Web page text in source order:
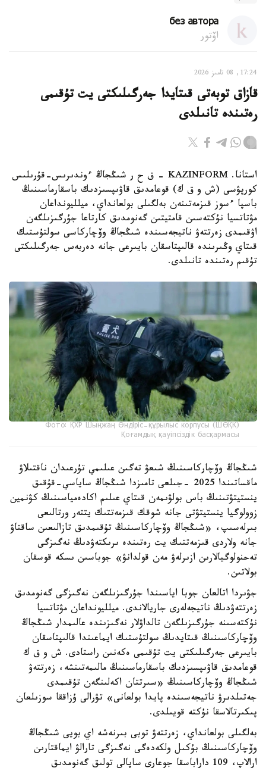
без автора
اۆتور
17:24, 08 تامىز 2026
قازاق توبەتى قىتايدا جەرگىلىكتى يت تۇقىمى
رەتىندە تانىلدى
استانا. KAZINFORM – ق ح ر شىڭجاڭ ءوندىرىس-قۇرىلىس
كورپۋسى (ش و ق ك) قوعامدىق قاۋىپسىزدىك باسقارماسىنىڭ
باسپا ءسوز قىزمەتىنەن بەلگىلى بولعانداي، ميلليونداعان
مۋتاتسيا نۇكتەسىن قامتيتىن گەنومدىق كارتاعا جۇرگىزىلگەن
اۋقىمدى زەرتتەۋ ناتيجەسىندە شىڭجاڭ وۆچاركاسى سولتۇستىك
قىتاي وڭىرىندە قالىپتاسقان بايىرعى جانە دەربەس جەرگىلىكتى
تۇقىم رەتىندە تانىلدى.
Фото: ҚХР Шыңжаң Өндіріс-құрылыс корпусы (ШӨҚК)
Қоғамдық қауіпсіздік басқармасы
شىڭجاڭ وۆچاركاسىنىڭ شىعۋ تەگىن عىلىمي تۇرعىدان ناقتىلاۋ
ماقساتىندا 2025 -جىلعى تامىزدا شىڭجاڭ ساياسي-قۇقىق
ينستيتۋتىنىڭ باس بولۋىمەن قىتاي عىلىم اكادەمياسىنىڭ كۋنمين
زوولوگيا ينستيتۋتى جانە شوقك قىزمەتتىك يتتەر ورتالىعى
بىرلەسىپ، «شىڭجاڭ وۆچاركاسىنىڭ تۇقىمدىق تازالىعىن ساقتاۋ
جانە ولاردى قىزمەتتىك يت رەتىندە ىرىكتەۋدىڭ نەگىزگى
تەحنولوگيالارىن ازىرلەۋ مەن قولدانۋ» جوباسىن ىسكە قوسقان
بولاتىن.
جۋىردا اتالعان جوبا اياسىندا جۇرگىزىلگەن نەگىزگى گەنومدىق
زەرتتەۋدىڭ ناتيجەلەرى جاريالاندى. ميلليونداعان مۋتاتسيا
نۇكتەسىنە جۇرگىزىلگەن تالداۋلار نەگىزىندە عالىمدار شىڭجاڭ
وۆچاركاسىنىڭ قىتايدىڭ سولتۇستىك ايماعىندا قالىپتاسقان
بايىرعى جەرگىلىكتى يت تۇقىمى ەكەنىن راستادى. ش و ق ك
قوعامدىق قاۋىپسىزدىك باسقارماسىنىڭ مالىمەتىنشە، زەرتتەۋ
شىڭجاڭ وۆچاركاسىنىڭ «سىرتتان اكەلىنگەن تۇقىمدى
جەتىلدىرۋ ناتيجەسىندە پايدا بولعانى» تۋرالى ۇزاققا سوزىلعان
پىكىرتالاسقا نۇكتە قويىلدى.
بەلگىلى بولعانداي، زەرتتەۋ توبى بىرنەشە اي بويى شىڭجاڭ
وۆچاركاسىنىڭ بۇكىل ولكەدەگى نەگىزگى تارالۋ ايماقتارىن
ارالاپ، 109 داراباسقا جوعارى ساپالى تولىق گەنومدىق